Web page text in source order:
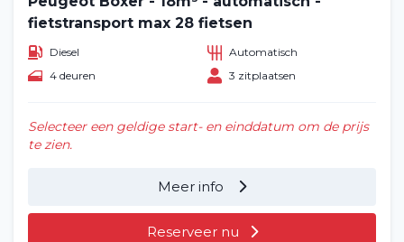
fietstransport max 28 fietsen
Diesel
Automatisch
4 deuren
3 zitplaatsen
Selecteer een geldige start- en einddatum om de prijs
te zien.
Meer info
Reserveer nu